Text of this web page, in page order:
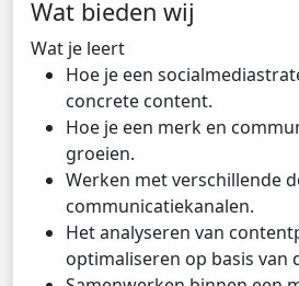
Wat bieden wij
Wat je leert
Hoe je een
concrete content.
Hoe je een merk en
groeien.
Werken met verschillende
communicatiekanalen.
Het analyseren van
optimaliseren op basis van